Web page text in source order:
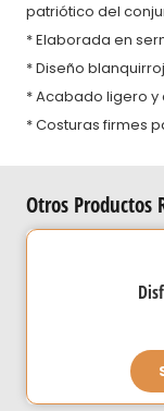
patriótico del
* Elaborada en
* Diseño
* Acabado ligero
* Costuras firmes
Otros Productos